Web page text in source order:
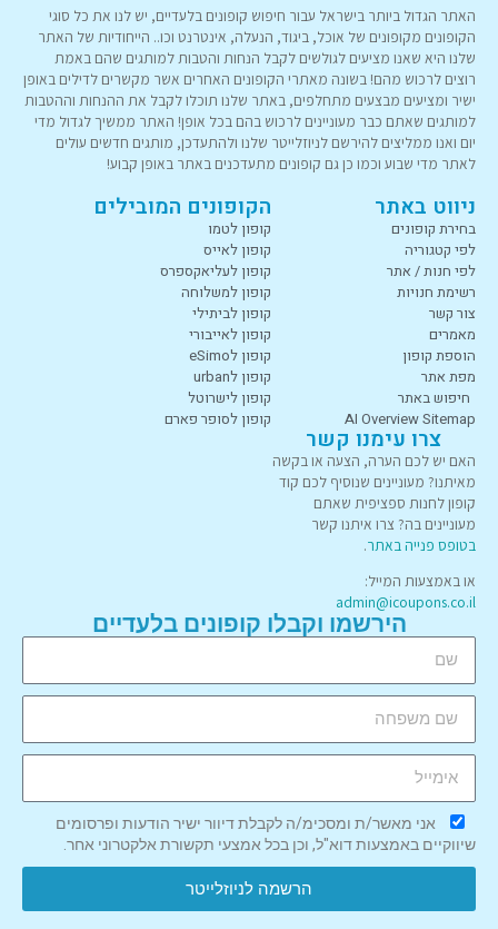
האתר הגדול ביותר בישראל עבור חיפוש קופונים בלעדיים, יש לנו את כל סוגי
הקופונים מקופונים של אוכל, ביגוד, הנעלה, אינטרנט וכו.. הייחודיות של האתר
שלנו היא שאנו מציעים לגולשים לקבל הנחות והטבות למותגים שהם באמת
רוצים לרכוש מהם! בשונה מאתרי הקופונים האחרים אשר מקשרים לדילים באופן
ישיר ומציעים מבצעים מתחלפים, באתר שלנו תוכלו לקבל את ההנחות וההטבות
למותגים שאתם כבר מעוניינים לרכוש בהם בכל אופן! האתר ממשיך לגדול מדי
יום ואנו ממליצים להירשם לניוזלייטר שלנו ולהתעדכן, מותגים חדשים עולים
לאתר מדי שבוע וכמו כן גם קופונים מתעדכנים באתר באופן קבוע!
ניווט באתר
בחירת קופונים
לפי קטגוריה
לפי חנות / אתר
רשימת חנויות
צור קשר
מאמרים
הוספת קופון
מפת אתר
חיפוש באתר
AI Overview Sitemap
הקופונים המובילים
קופון לטמו
קופון לאייס
קופון לעליאקספרס
קופון למשלוחה
קופון לביתילי
קופון לאייבורי
קופון לeSimo
קופון לurban
קופון לישרוטל
קופון לסופר פארם
צרו עימנו קשר
האם יש לכם הערה, הצעה או בקשה
מאיתנו? מעוניינים שנוסיף לכם קוד
קופון לחנות ספציפית שאתם
מעוניינים בה? צרו איתנו קשר
בטופס פנייה באתר.
או באמצעות המייל:
admin@icoupons.co.il
הירשמו וקבלו קופונים בלעדיים
אני מאשר/ת ומסכימ/ה לקבלת דיוור ישיר הודעות ופרסומים
שיווקיים באמצעות דוא"ל, וכן בכל אמצעי תקשורת אלקטרוני אחר.
הרשמה לניוזלייטר